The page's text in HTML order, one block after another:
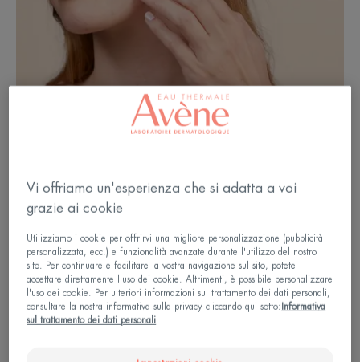
Perché la pelle è più secca
durante la gravidanza?
Le influenze ormonali causano molti cambiamenti
nella futura madre durante la gravidanza.
Vi offriamo un'esperienza che si adatta a voi
grazie ai cookie
Utilizziamo i cookie per offrirvi una migliore personalizzazione (pubblicità
personalizzata, ecc.) e funzionalità avanzate durante l'utilizzo del nostro
sito. Per continuare e facilitare la vostra navigazione sul sito, potete
accettare direttamente l'uso dei cookie. Altrimenti, è possibile personalizzare
l'uso dei cookie. Per ulteriori informazioni sul trattamento dei dati personali,
consultare la nostra informativa sulla privacy cliccando qui sotto: Informativa
sul trattamento dei dati personali